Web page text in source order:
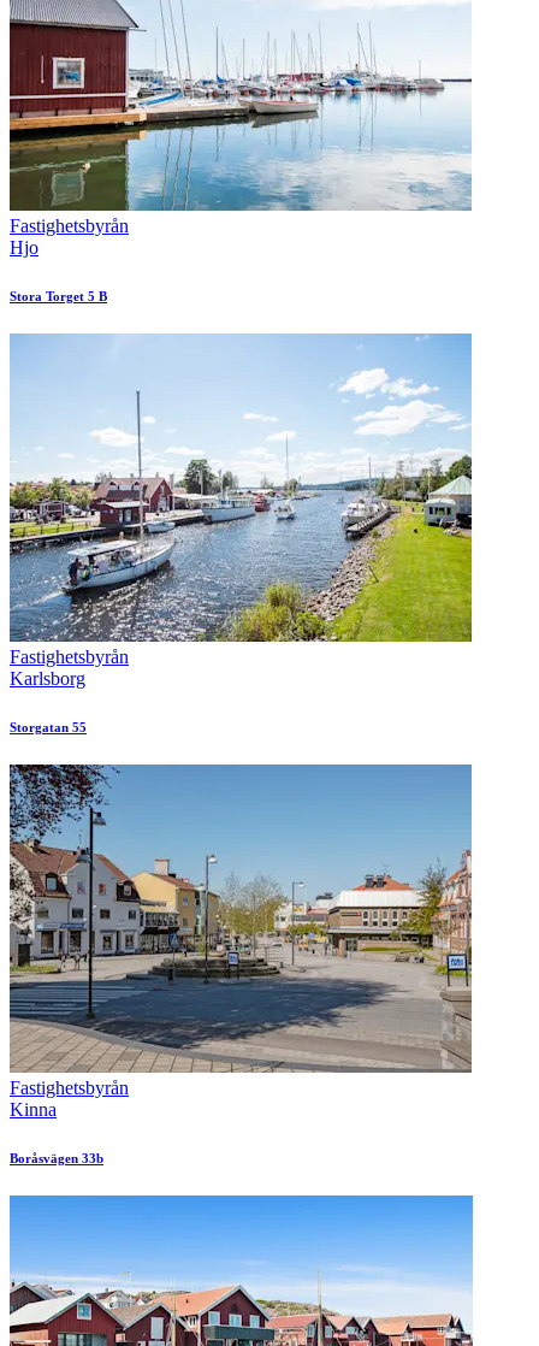
Fastighetsbyrån
Hjo
Stora Torget 5 B
Fastighetsbyrån
Karlsborg
Storgatan 55
Fastighetsbyrån
Kinna
Boråsvägen 33b